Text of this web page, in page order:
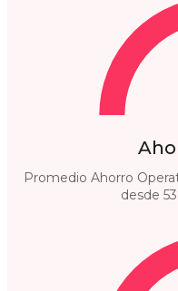
Promedio Ahorro
desde